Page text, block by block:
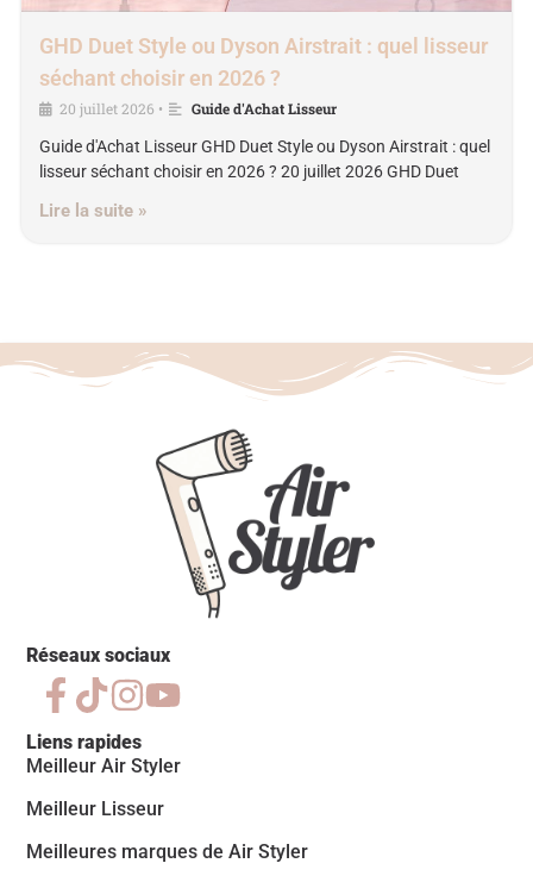
GHD Duet Style ou Dyson Airstrait : quel lisseur
séchant choisir en 2026 ?
20 juillet 2026 •
Guide d'Achat Lisseur
Guide d'Achat Lisseur GHD Duet Style ou Dyson Airstrait : quel
lisseur séchant choisir en 2026 ? 20 juillet 2026 GHD Duet
Lire la suite »
Réseaux sociaux
Liens rapides
Meilleur Air Styler
Meilleur Lisseur
Meilleures marques de Air Styler